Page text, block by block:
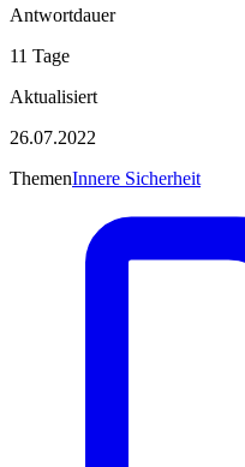
Antwortdauer
11 Tage
Aktualisiert
26.07.2022
ThemenInnere Sicherheit